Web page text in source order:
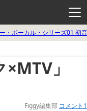
ー
を
開
く
・ボーカル・シリーズ01 初
」
Figgy編集部 コメント1